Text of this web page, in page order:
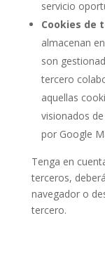
servicio
Cookies de
almacenan
son
tercero
aquellas
visionados
por Google
Tenga en
terceros,
navegador o
tercero.